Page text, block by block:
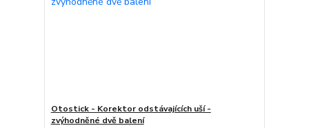
Otostick - Korektor odstávajících uší -
zvýhodněné dvě balení